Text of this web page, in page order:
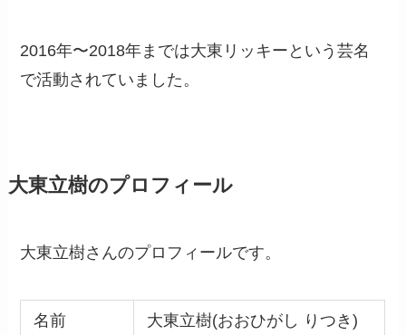
2016年〜2018年までは大東リッキーという芸名
で活動されていました。
大東立樹のプロフィール
大東立樹さんのプロフィールです。
名前 大東立樹(おおひがし りつき)